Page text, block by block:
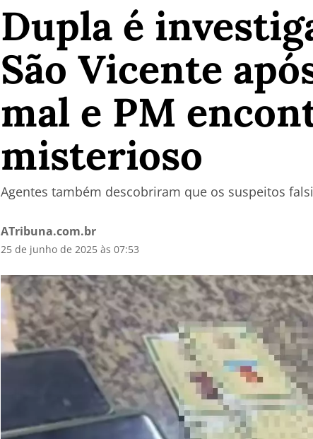
Dupla é
São Vicente
mal e PM
misterioso
Agentes também descobriram que os suspeitos
ATribuna.com.br
25 de junho de 2025 às 07:53